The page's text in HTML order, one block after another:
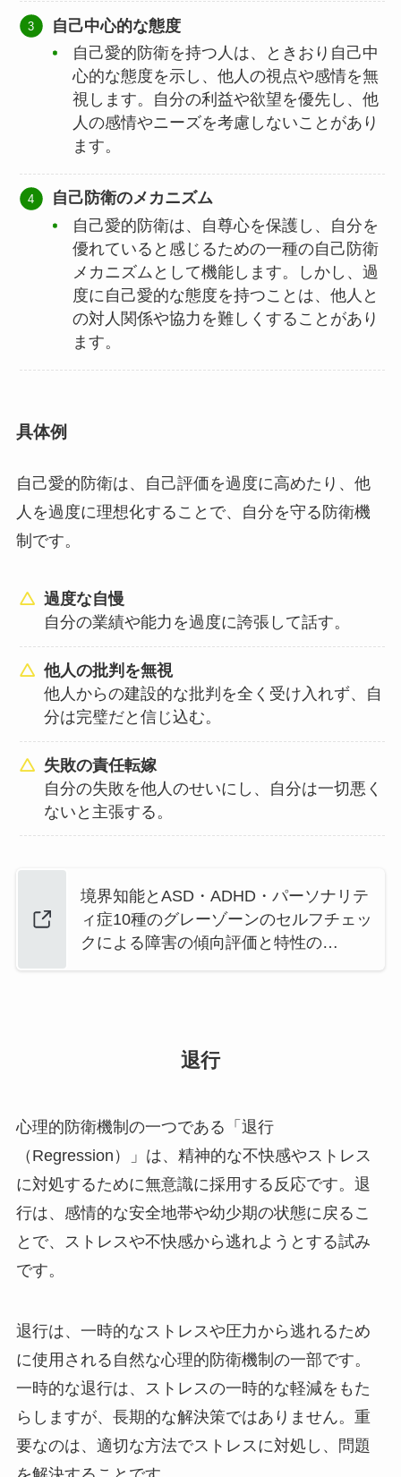
自己中心的な態度
自己愛的防衛を持つ人は、ときおり自己中
心的な態度を示し、他人の視点や感情を無
視します。自分の利益や欲望を優先し、他
人の感情やニーズを考慮しないことがあり
ます。
自己防衛のメカニズム
自己愛的防衛は、自尊心を保護し、自分を
優れていると感じるための一種の自己防衛
メカニズムとして機能します。しかし、過
度に自己愛的な態度を持つことは、他人と
の対人関係や協力を難しくすることがあり
ます。
具体例
自己愛的防衛は、自己評価を過度に高めたり、他
人を過度に理想化することで、自分を守る防衛機
制です。
過度な自慢
自分の業績や能力を過度に誇張して話す。
他人の批判を無視
他人からの建設的な批判を全く受け入れず、自
分は完璧だと信じ込む。
失敗の責任転嫁
自分の失敗を他人のせいにし、自分は一切悪く
ないと主張する。
境界知能とASD・ADHD・パーソナリテ
ィ症10種のグレーゾーンのセルフチェッ
クによる障害の傾向評価と特性の…
退行
心理的防衛機制の一つである「退行
（Regression）」は、精神的な不快感やストレス
に対処するために無意識に採用する反応です。退
行は、感情的な安全地帯や幼少期の状態に戻るこ
とで、ストレスや不快感から逃れようとする試み
です。
退行は、一時的なストレスや圧力から逃れるため
に使用される自然な心理的防衛機制の一部です。
一時的な退行は、ストレスの一時的な軽減をもた
らしますが、長期的な解決策ではありません。重
要なのは、適切な方法でストレスに対処し、問題